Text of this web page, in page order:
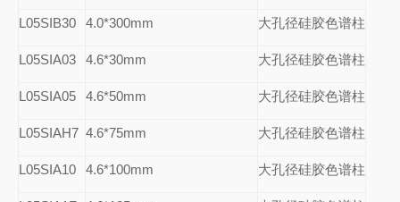
L05SIB30 4.0*300mm 大孔径硅胶色谱柱
L05SIA03 4.6*30mm 大孔径硅胶色谱柱
L05SIA05 4.6*50mm 大孔径硅胶色谱柱
L05SIAH7 4.6*75mm 大孔径硅胶色谱柱
L05SIA10 4.6*100mm 大孔径硅胶色谱柱